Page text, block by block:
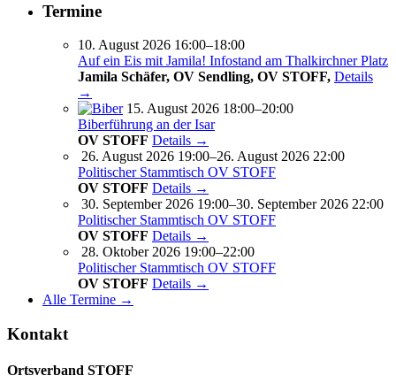
Termine
10. August 2026 16:00–18:00
Auf ein Eis mit Jamila! Infostand am Thalkirchner Platz
Jamila Schäfer, OV Sendling, OV STOFF, Details
→
15. August 2026 18:00–20:00
Biberführung an der Isar
OV STOFF Details →
26. August 2026 19:00–26. August 2026 22:00
Politischer Stammtisch OV STOFF
OV STOFF Details →
30. September 2026 19:00–30. September 2026 22:00
Politischer Stammtisch OV STOFF
OV STOFF Details →
28. Oktober 2026 19:00–22:00
Politischer Stammtisch OV STOFF
OV STOFF Details →
Alle Termine →
Kontakt
Ortsverband STOFF